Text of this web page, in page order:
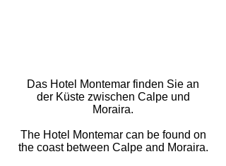
Das Hotel Montemar finden Sie an
der Küste zwischen Calpe und
Moraira.
The Hotel Montemar can be found on
the coast between Calpe and Moraira.